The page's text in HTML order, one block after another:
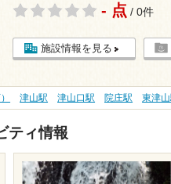
- 点 / 0件
施設情報を見る
津山駅 津山口駅 院庄駅 東津
ティ情報